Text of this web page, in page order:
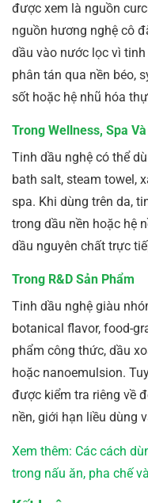
được xem là nguồn
nguồn hương nghệ cô
dầu vào nước lọc vì
phân tán qua nền béo,
sốt hoặc hệ nhũ hóa
Trong Wellness, Spa
Tinh dầu nghệ có thể
bath salt, steam towel,
spa. Khi dùng trên da,
trong dầu nền hoặc hệ
dầu nguyên chất trực
Trong R&D Sản Phẩm
Tinh dầu nghệ giàu
botanical flavor, food-
phẩm công thức, dầu
hoặc nanoemulsion.
được kiểm tra riêng về
nền, giới hạn liều dùng
Xem thêm: Các cách
trong nấu ăn, pha chế